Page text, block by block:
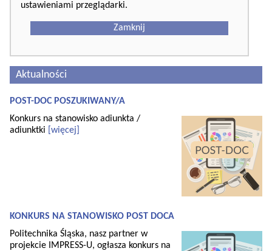
ustawieniami przeglądarki.
Zamknij
Aktualności
POST-DOC POSZUKIWANY/A
Konkurs na stanowisko adiunkta /
adiunktki
[więcej]
KONKURS NA STANOWISKO POST DOCA
Politechnika Śląska, nasz partner w
projekcie IMPRESS-U, ogłasza konkurs na